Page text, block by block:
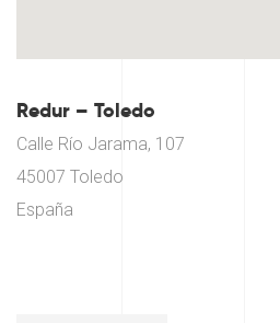
Redur – Toledo
Calle Río Jarama, 107
45007 Toledo
España